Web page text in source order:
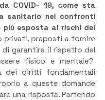
COVID- 19, come sta
sanitario nei confronti
esposta ai rischi del
privati, preposti a fornire
garantire il rispetto del
fisico e mentale?
dei diritti fondamentali
a queste domande
una risposta. Partendo